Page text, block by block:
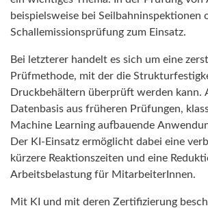
beispielsweise bei Seilbahninspektionen
Schallemissionsprüfung zum Einsatz.
Bei letzterer handelt es sich um eine
Prüfmethode, mit der die
Druckbehältern überprüft werden kann.
Datenbasis aus früheren Prüfungen,
Machine Learning aufbauende
Der KI-Einsatz ermöglicht dabei eine
kürzere Reaktionszeiten und eine
Arbeitsbelastung für MitarbeiterInnen.
Mit KI und mit deren Zertifizierung